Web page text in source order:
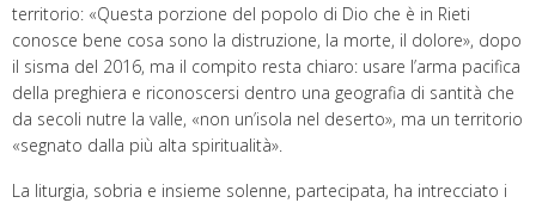
territorio: «Questa porzione del popolo di Dio che è in Rieti
conosce bene cosa sono la distruzione, la morte, il dolore», dopo
il sisma del 2016, ma il compito resta chiaro: usare l’arma pacifica
della preghiera e riconoscersi dentro una geografia di santità che
da secoli nutre la valle, «non un’isola nel deserto», ma un territorio
«segnato dalla più alta spiritualità».
La liturgia, sobria e insieme solenne, partecipata, ha intrecciato i